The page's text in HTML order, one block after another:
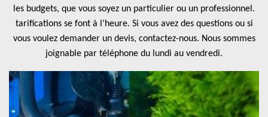
les budgets, que vous soyez un particulier ou un professionnel.
tarifications se font à l’heure. Si vous avez des questions ou si
vous voulez demander un devis, contactez-nous. Nous sommes
joignable par téléphone du lundi au vendredi.